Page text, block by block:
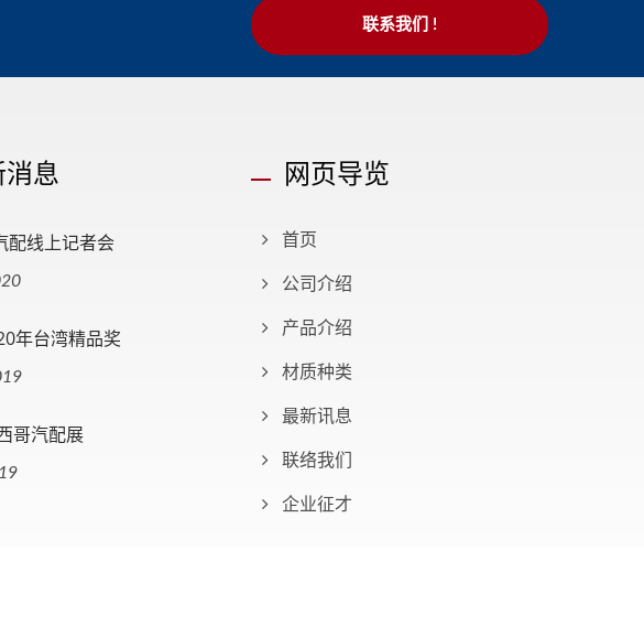
联系我们 !
息
配线上记者会
年台湾精品奖
哥汽配展
网页导览
首页
公司介绍
产品介绍
材质种类
最新讯息
联络我们
企业征才